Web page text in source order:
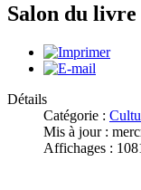
Salon du
Détails
Catégorie :
Mis à jour :
Affichages :